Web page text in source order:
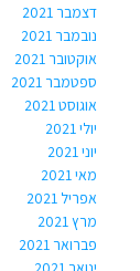
דצמבר 2021
נובמבר 2021
אוקטובר 2021
ספטמבר 2021
אוגוסט 2021
יולי 2021
יוני 2021
מאי 2021
אפריל 2021
מרץ 2021
פברואר 2021